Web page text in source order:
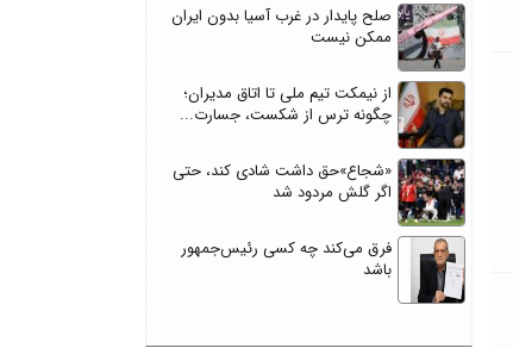
صلح پایدار در غرب آسیا بدون ایران
ممکن نیست
از نیمکت تیم ملی تا اتاق مدیران؛
چگونه ترس از شکست، جسارت...
«شجاع»حق داشت شادی کند، حتی
اگر گلش مردود شد
فرق می‌کند چه کسی رئیس‌جمهور
باشد